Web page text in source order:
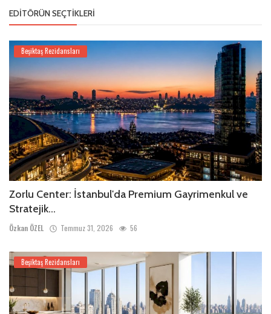
EDITÖRÜN SEÇTIKLERI
Beşiktaş Rezidansları
Zorlu Center: İstanbul'da Premium Gayrimenkul ve
Stratejik...
Özkan ÖZEL Temmuz 31, 2026 56
Beşiktaş Rezidansları